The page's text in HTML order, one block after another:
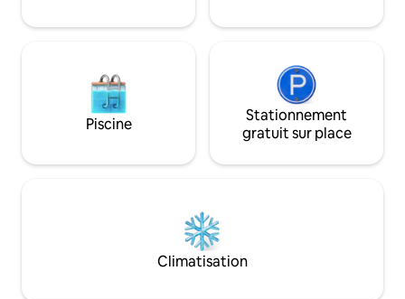
Piscine
Stationnement
gratuit sur place
Climatisation